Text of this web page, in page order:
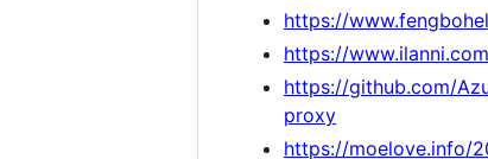
https://
https://
https://github.com/
proxy
https://moelove.info/